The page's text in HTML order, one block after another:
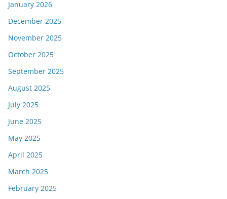
January 2026
December 2025
November 2025
October 2025
September 2025
August 2025
July 2025
June 2025
May 2025
April 2025
March 2025
February 2025